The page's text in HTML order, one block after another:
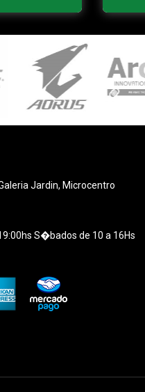
Jardin, Microcentro
S�bados de 10 a 16Hs